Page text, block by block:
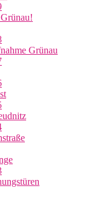
Grünau